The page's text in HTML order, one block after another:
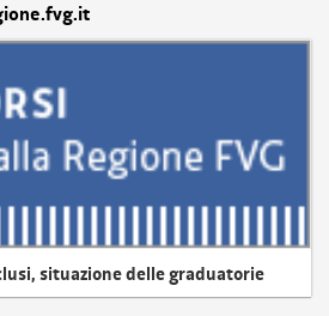
situazione delle graduatorie